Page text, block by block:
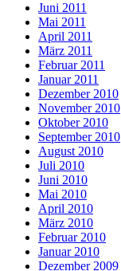
Juni 2011
Mai 2011
April 2011
März 2011
Februar 2011
Januar 2011
Dezember 2010
November 2010
Oktober 2010
September 2010
August 2010
Juli 2010
Juni 2010
Mai 2010
April 2010
März 2010
Februar 2010
Januar 2010
Dezember 2009